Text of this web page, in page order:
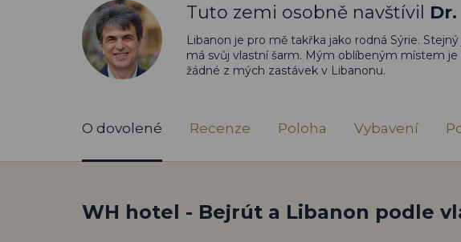
Tuto zemi osobně navštívil
Libanon je pro mě takřka jako rodná Sýrie.
má svůj vlastní šarm. Mým oblíbeným místem
žádné z mých zastávek v Libanonu.
O dovolené Recenze Poloha Vybavení
WH hotel - Bejrút a Libanon podle